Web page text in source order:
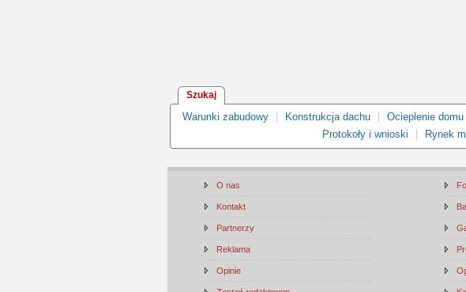
Szukaj
Warunki zabudowy Konstrukcja dachu Ocieplenie domu
Protokoły i wnioski
Rynek
O nas
Kontakt
Partnerzy
Reklama
Opinie